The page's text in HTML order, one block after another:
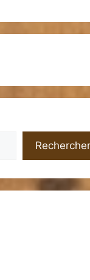
Rechercher